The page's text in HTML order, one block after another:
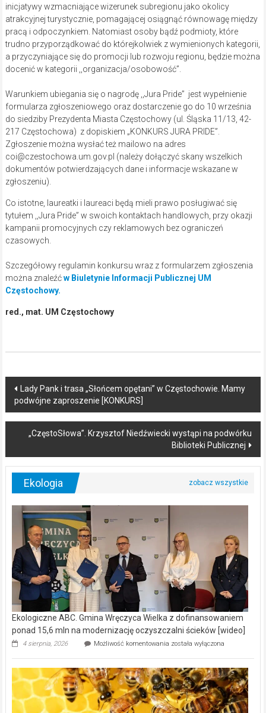
inicjatywy wzmacniające wizerunek subregionu jako okolicy
atrakcyjnej turystycznie, pomagającej osiągnąć równowagę między
pracą i odpoczynkiem. Natomiast osoby bądź podmioty, które
trudno przyporządkować do którejkolwiek z wymienionych kategorii,
a przyczyniające się do promocji lub rozwoju regionu, będzie można
docenić w kategorii ,,organizacja/osobowość”.
Warunkiem ubiegania się o nagrodę ,,Jura Pride” jest wypełnienie
formularza zgłoszeniowego oraz dostarczenie go do 10 września
do siedziby Prezydenta Miasta Częstochowy (ul. Śląska 11/13, 42-
217 Częstochowa) z dopiskiem „KONKURS JURA PRIDE”.
Zgłoszenie można wysłać też mailowo na adres
coi@czestochowa.um.gov.pl (należy dołączyć skany wszelkich
dokumentów potwierdzających dane i informacje wskazane w
zgłoszeniu).
Co istotne, laureatki i laureaci będą mieli prawo posługiwać się
tytułem ,,Jura Pride” w swoich kontaktach handlowych, przy okazji
kampanii promocyjnych czy reklamowych bez ograniczeń
czasowych.
Szczegółowy regulamin konkursu wraz z formularzem zgłoszenia
można znaleźćw Biuletynie Informacji Publicznej UM
Częstochowy.
red., mat. UM Częstochowy
Post
navigation
Lady Pank i trasa „Słońcem opętani” w Częstochowie. Mamy
podwójne zaproszenie [KONKURS]
„CzęstoSłowa”. Krzysztof Niedźwiecki wystąpi na podwórku
Biblioteki Publicznej
Ekologia
Ekologiczne ABC. Gmina Wręczyca Wielka z dofinansowaniem
ponad 15,6 mln na modernizację oczyszczalni ścieków [wideo]
4 sierpnia, 2026 Możliwość komentowania Ekologiczne
Wręczyca
Wielka
z
dofinansowaniem
ponad
została wyłączona